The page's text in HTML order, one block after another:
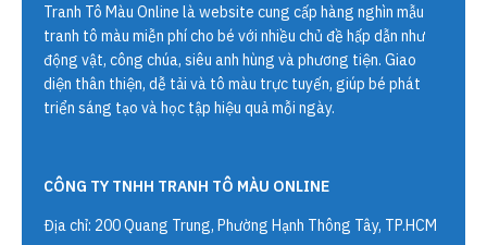
Tranh Tô Màu Online là website cung cấp hàng nghìn mẫu
tranh tô màu miễn phí cho bé với nhiều chủ đề hấp dẫn như
động vật, công chúa, siêu anh hùng và phương tiện. Giao
diện thân thiện, dễ tải và tô màu trực tuyến, giúp bé phát
triển sáng tạo và học tập hiệu quả mỗi ngày.
CÔNG TY TNHH TRANH TÔ MÀU ONLINE
Địa chỉ: 200 Quang Trung, Phường Hạnh Thông Tây, TP.HCM